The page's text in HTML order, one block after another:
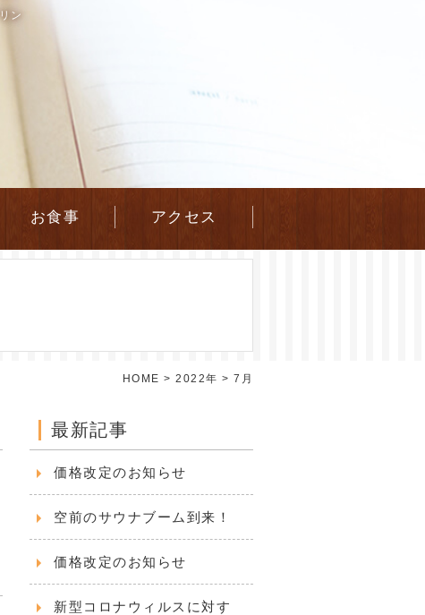
ン
お食事 アクセス
HOME > 2022年 > 7月
最新記事
価格改定のお知らせ
空前のサウナブーム到来！
価格改定のお知らせ
新型コロナウィルスに対す